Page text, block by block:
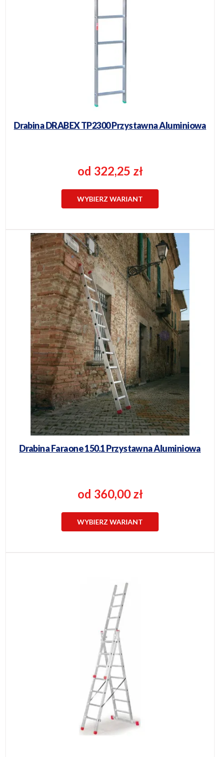
Drabina DRABEX TP2300 Przystawna Aluminiowa
od 322,25 zł
WYBIERZ WARIANT
Drabina Faraone 150.1 Przystawna Aluminiowa
od 360,00 zł
WYBIERZ WARIANT